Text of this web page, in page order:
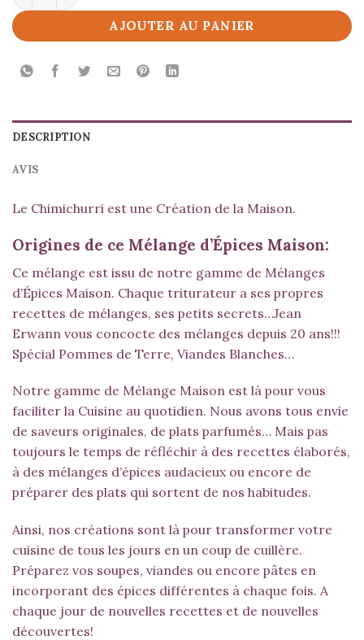
AJOUTER AU PANIER
DESCRIPTION
AVIS
Le Chimichurri est une Création de la Maison.
Origines de ce Mélange d’Épices Maison:
Ce mélange est issu de notre gamme de Mélanges
d’Épices Maison. Chaque triturateur a ses propres
recettes de mélanges, ses petits secrets…Jean
Erwann vous concocte des mélanges depuis 20 ans!!!
Spécial Pommes de Terre, Viandes Blanches…
Notre gamme de Mélange Maison est là pour vous
faciliter la Cuisine au quotidien. Nous avons tous envie
de saveurs originales, de plats parfumés… Mais pas
toujours le temps de réfléchir à des recettes élaborés,
à des mélanges d’épices audacieux ou encore de
préparer des plats qui sortent de nos habitudes.
Ainsi, nos créations sont là pour transformer votre
cuisine de tous les jours en un coup de cuillère.
Préparez vos soupes, viandes ou encore pâtes en
incorporant des épices différentes à chaque fois. A
chaque jour de nouvelles recettes et de nouvelles
découvertes!